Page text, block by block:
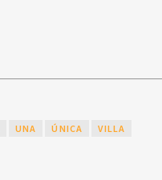
UNA ÚNICA VILLA